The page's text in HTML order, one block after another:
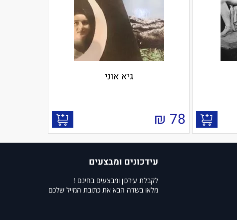
גיא אוני
78
₪
עידכונים ומבצעים
לקבלת עידכון ומבצעים בחינם !
מלאו בשדה הבא את כתובת המייל שלכם